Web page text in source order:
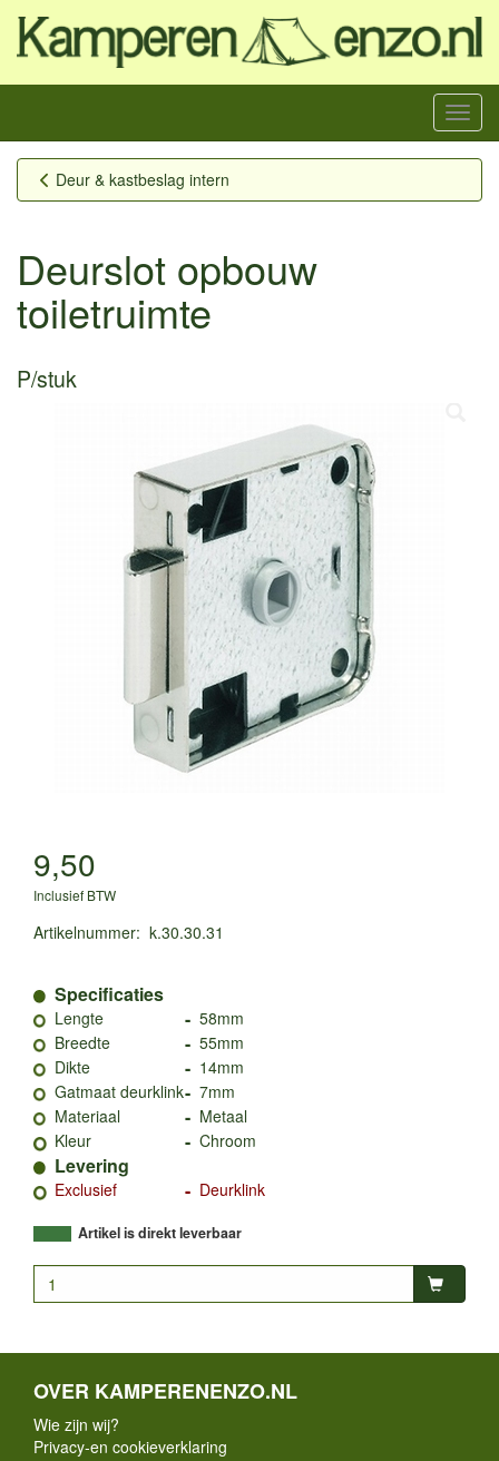
Menu
Deur & kastbeslag intern
Deurslot opbouw
toiletruimte
P/stuk
9,50
Inclusief BTW
Artikelnummer: k.30.30.31
Specificaties
Lengte - 58mm
Breedte
- 55mm
Dikte
- 14mm
Gatmaat deurklink- 7mm
Materiaal
- Metaal
Kleur
- Chroom
Levering
Exclusief - Deurklink
Artikel is direkt leverbaar
OVER KAMPERENENZO.NL
Wie zijn wij?
Privacy-en cookieverklaring